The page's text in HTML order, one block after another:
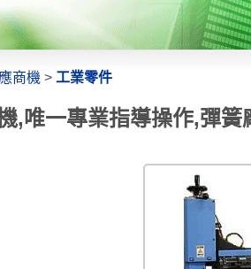
商機 > 工業零件
,唯一專業指導操作,彈簧